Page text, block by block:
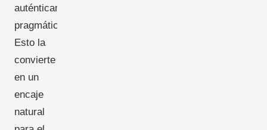
auténticamente
pragmáticas.
Esto la
convierte
en un
encaje
natural